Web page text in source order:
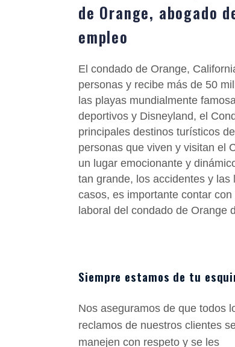
de Orange, abogado
empleo
El condado de Orange,
personas y recibe más de 50
las playas mundialmente
deportivos y Disneyland, el
principales destinos turísticos
personas que viven y visitan el
un lugar emocionante y
tan grande, los accidentes y
casos, es importante contar
laboral del condado de Orange
Siempre estamos de tu
Nos aseguramos de que todos
reclamos de nuestros clientes
manejen con respeto y se les